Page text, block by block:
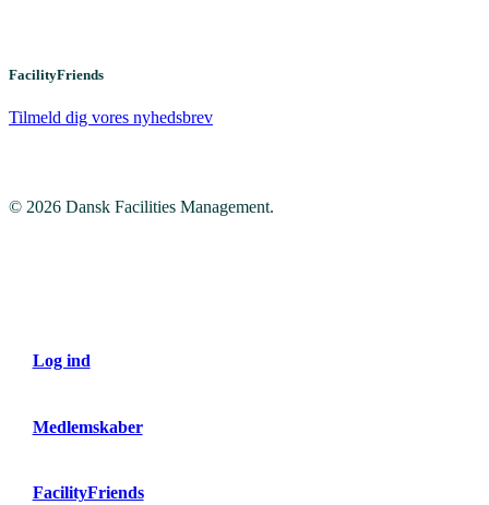
FacilityFriends
Tilmeld dig vores nyhedsbrev
© 2026 Dansk Facilities Management.
Log ind
Medlemskaber
FacilityFriends